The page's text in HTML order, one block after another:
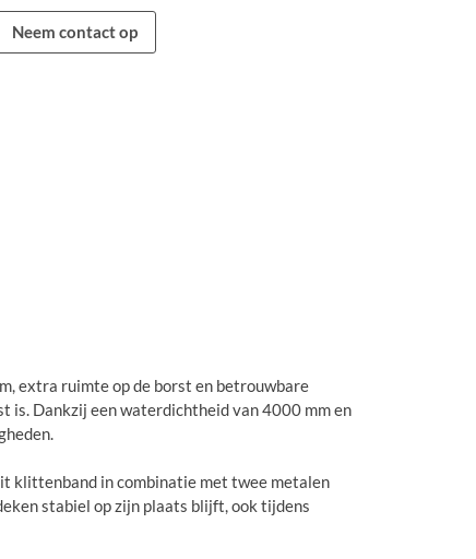
Neem contact op
extra ruimte op de borst en betrouwbare
is. Dankzij een waterdichtheid van 4000 mm en
klittenband in combinatie met twee metalen
stabiel op zijn plaats blijft, ook tijdens